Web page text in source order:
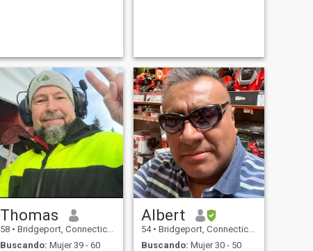
Thomas
58 • Bridgeport, Connecticut, Estados Unidos
Buscando: Mujer 39 - 60
Albert
54 • Bridgeport, Connecticut, Estados Unidos
Buscando: Mujer 30 - 50